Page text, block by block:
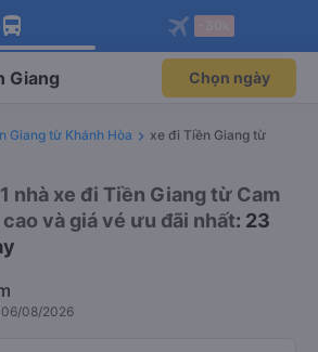
app Vexere ngay!
ưu đãi thành viên độc
Mở app
app Vexere
ghế khi đặt vé máy bay qua
Mở app
Giang Chọn ngày
Giang từ Khánh Hòa
xe đi Tiền Giang từ
nhà xe đi Tiền Giang từ Cam
và giá vé ưu đãi nhất: 23
06/08/2026